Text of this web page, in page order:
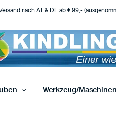
nach AT & DE ab € 99,-
Werkzeug/Maschinen